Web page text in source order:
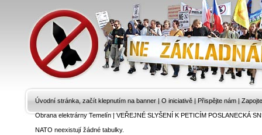
Úvodní stránka, začít klepnutím na banner | O iniciativě | Přispějte nám |
Obrana elektrárny Temelín|VEŘEJNÉ SLYŠENÍ K PETICÍM POSLANECKÁ
NATO neexistují žádné tabulky.